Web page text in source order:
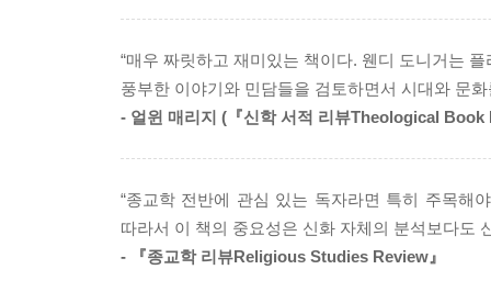
--- p.81
우리가 경험을 혹은 암시된 거미를 그대로 복원할
통해서만 감지될 수 있는 보이지 않는 연인이나 신
--- p.158
것들에 의해 암시되어 있는 존재라고 할 수 있다.
“암시된 거미”는 자기 자신으로부터 뽑아낸 실
숨어 있는 보이지 않는 거미가 바로 인간이라면
계속해서 신화와 이야기를 만들어낼 원천을 공
보이지 않지만 이 거미줄을 만들어낼 수 있게끔
신화를 통해 인간적인 현미경과 우주적인 망원경
“매우 짜릿하고 재미있는 책이다. 웬디 도니거는
풍부한 이야기와 민담들을 검토하면서 시대와 문
- 얼윈 매리지 (『신학 서적 리뷰Theological Book
“종교학 전반에 관심 있는 독자라면 특히 주목해
따라서 이 책의 중요성은 신화 자체의 분석보다도
- 『종교학 리뷰Religious Studies Review』